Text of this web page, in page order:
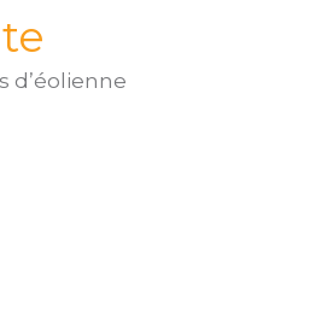
d’éolienne